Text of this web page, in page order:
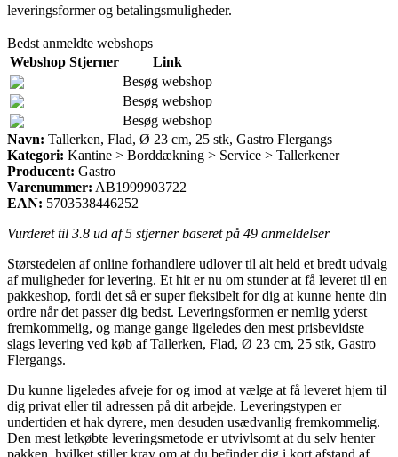
leveringsformer og betalingsmuligheder.
Bedst anmeldte webshops
Webshop Stjerner
Link
Besøg webshop
Besøg webshop
Besøg webshop
Navn: Tallerken, Flad, Ø 23 cm, 25 stk, Gastro Flergangs
Kategori: Kantine > Borddækning > Service > Tallerkener
Producent: Gastro
Varenummer: AB1999903722
EAN: 5703538446252
Vurderet til 3.8 ud af 5 stjerner baseret på 49 anmeldelser
Størstedelen af online forhandlere udlover til alt held et bredt udvalg
af muligheder for levering. Et hit er nu om stunder at få leveret til en
pakkeshop, fordi det så er super fleksibelt for dig at kunne hente din
ordre når det passer dig bedst. Leveringsformen er nemlig yderst
fremkommelig, og mange gange ligeledes den mest prisbevidste
slags levering ved køb af Tallerken, Flad, Ø 23 cm, 25 stk, Gastro
Flergangs.
Du kunne ligeledes afveje for og imod at vælge at få leveret hjem til
dig privat eller til adressen på dit arbejde. Leveringstypen er
undertiden et hak dyrere, men desuden usædvanlig fremkommelig.
Den mest letkøbte leveringsmetode er utvivlsomt at du selv henter
pakken, hvilket stiller krav om at du befinder dig i kort afstand af